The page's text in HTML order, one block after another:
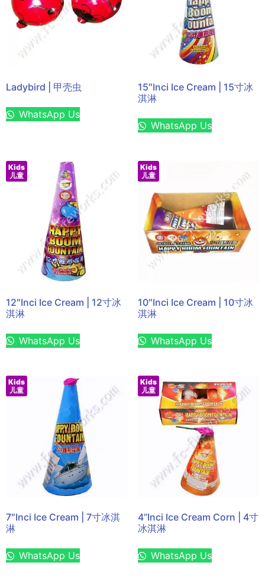
Ladybird | 甲壳虫
WhatsApp Us
15″Inci Ice Cream | 15寸冰
淇淋
WhatsApp Us
Kids
儿童
12″Inci Ice Cream | 12寸冰
淇淋
WhatsApp Us
Kids
儿童
10″Inci Ice Cream | 10寸冰
淇淋
WhatsApp Us
Kids
儿童
7″Inci Ice Cream | 7寸冰淇
淋
WhatsApp Us
Kids
儿童
4”Inci Ice Cream Corn | 4寸
冰淇淋
WhatsApp Us